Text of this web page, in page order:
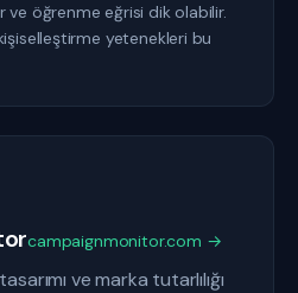
ve öğrenme eğrisi dik olabilir.
yetenekleri bu
campaignmonitor.com →
ve marka tutarlılığı